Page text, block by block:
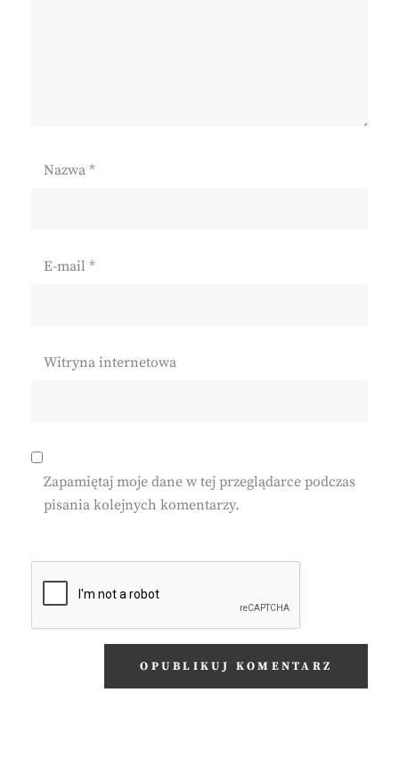
Nazwa *
E-mail *
Witryna internetowa
Zapamiętaj moje dane w tej przeglądarce podczas
pisania kolejnych komentarzy.